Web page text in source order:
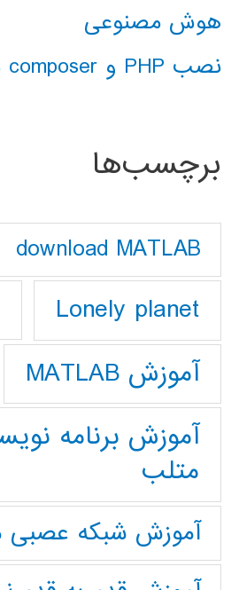
هوش مصنوعی
نصب PHP و composer در ویندوز 10
برچسب‌ها
download MATLAB
Lonely planet
آموزش MATLAB
آموزش برنامه
متلب
آموزش شبکه عصبی